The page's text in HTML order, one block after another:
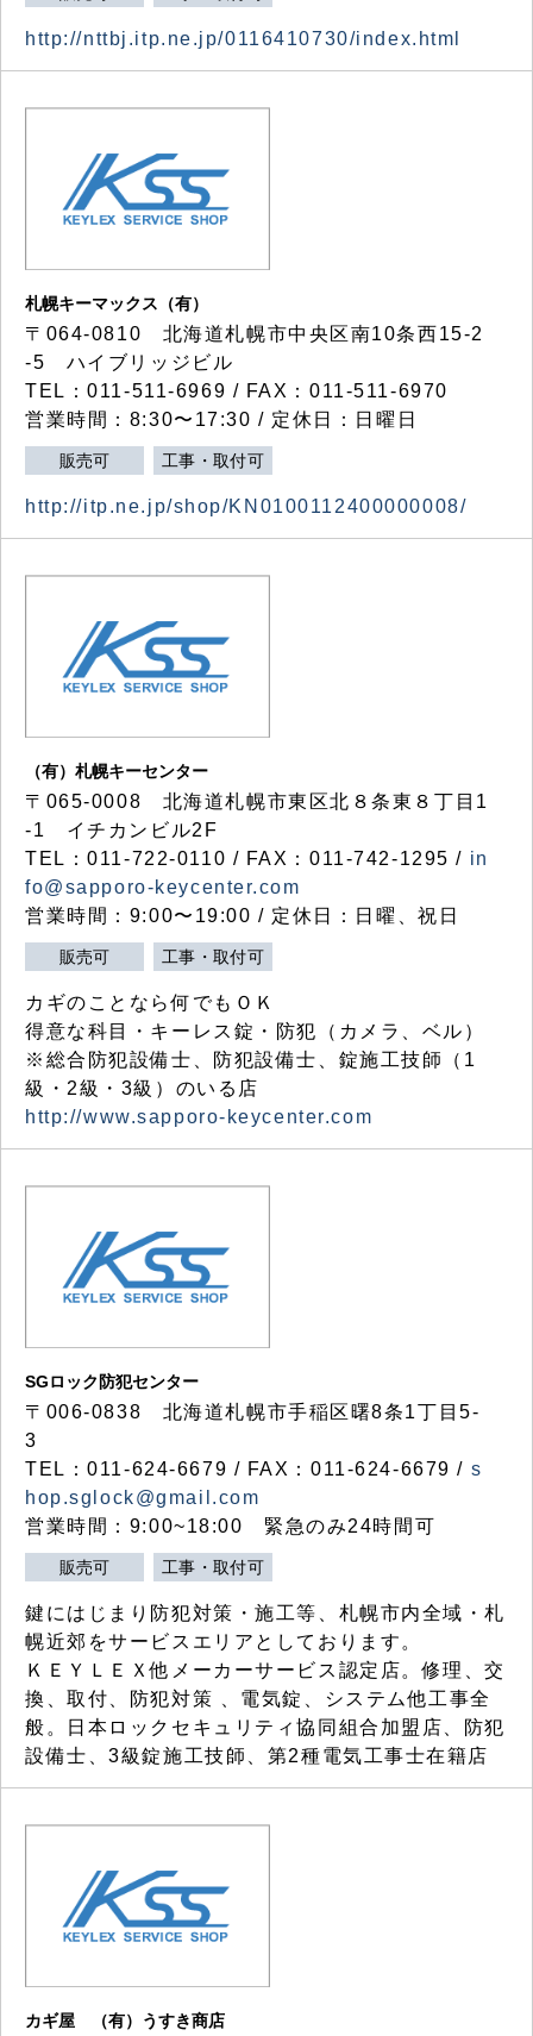
http://nttbj.itp.ne.jp/0116410730/index.html
札幌キーマックス（有）
〒064-0810 北海道札幌市中央区南10条西15-2
-5 ハイブリッジビル
TEL：011-511-6969 / FAX：011-511-6970
営業時間：8:30〜17:30 / 定休日：日曜日
販売可 工事・取付可
http://itp.ne.jp/shop/KN0100112400000008/
（有）札幌キーセンター
〒065-0008 北海道札幌市東区北８条東８丁目1
-1 イチカンビル2F
TEL：011-722-0110 / FAX：011-742-1295 / in
fo@sapporo-keycenter.com
営業時間：9:00〜19:00 / 定休日：日曜、祝日
販売可 工事・取付可
カギのことなら何でもＯＫ
得意な科目・キーレス錠・防犯（カメラ、ベル）
※総合防犯設備士、防犯設備士、錠施工技師（1
級・2級・3級）のいる店
http://www.sapporo-keycenter.com
SGロック防犯センター
〒006-0838 北海道札幌市手稲区曙8条1丁目5-
3
TEL：011-624-6679 / FAX：011-624-6679 / s
hop.sglock@gmail.com
営業時間：9:00~18:00 緊急のみ24時間可
販売可 工事・取付可
鍵にはじまり防犯対策・施工等、札幌市内全域・札
幌近郊をサービスエリアとしております。
ＫＥＹＬＥＸ他メーカーサービス認定店。修理、交
換、取付、防犯対策 、電気錠、システム他工事全
般。日本ロックセキュリティ協同組合加盟店、防犯
設備士、3級錠施工技師、第2種電気工事士在籍店
カギ屋 （有）うすき商店